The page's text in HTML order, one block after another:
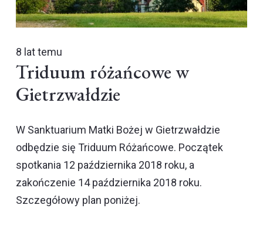
8 lat temu
Triduum różańcowe w
Gietrzwałdzie
W Sanktuarium Matki Bożej w Gietrzwałdzie
odbędzie się Triduum Różańcowe. Początek
spotkania 12 października 2018 roku, a
zakończenie 14 października 2018 roku.
Szczegółowy plan poniżej.